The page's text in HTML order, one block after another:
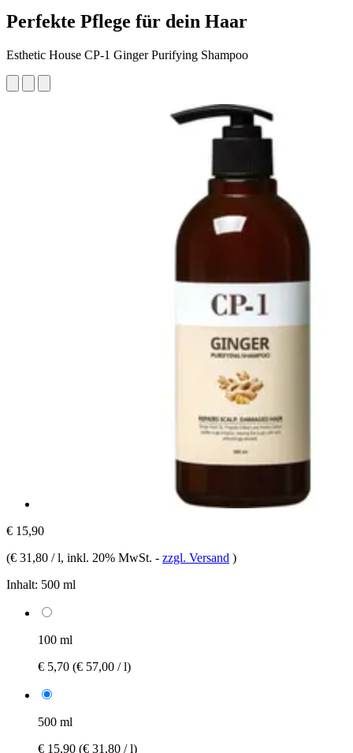
Perfekte Pflege für dein Haar
Esthetic House CP-1 Ginger Purifying Shampoo
€ 15,90
(€ 31,80 / l, inkl. 20% MwSt. - zzgl. Versand )
Inhalt: 500 ml
100 ml
€ 5,70 (€ 57,00 / l)
500 ml
€ 15,90 (€ 31,80 / l)